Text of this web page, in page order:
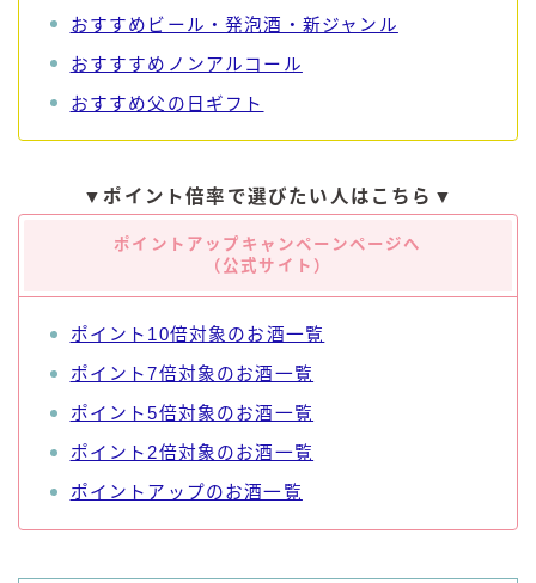
すみか
タンチュー
コカ・コーラ
檸檬堂
オリオンビール
WATTA
natura WATTA
ちゅらWATTA
合同酒精
お得情報
おすすめビール・発泡酒・新ジャンル
おすすすめノンアルコール
おすすめ父の日ギフト
▼ポイント倍率で選びたい人はこちら▼
ポイントアップキャンペーンページへ
（公式サイト）
ポイント10倍対象のお酒一覧
ポイント7倍対象のお酒一覧
ポイント5倍対象のお酒一覧
ポイント2倍対象のお酒一覧
ポイントアップのお酒一覧